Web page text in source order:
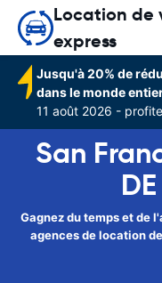
Location de
express
Jusqu'à 20% de
dans le monde
11 août 2026 -
San
Gagnez du temps et de
agences de location